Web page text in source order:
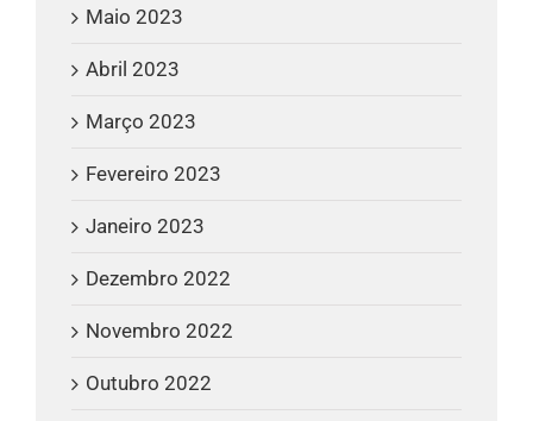
Maio 2023
Abril 2023
Março 2023
Fevereiro 2023
Janeiro 2023
Dezembro 2022
Novembro 2022
Outubro 2022